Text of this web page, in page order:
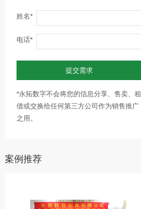
姓名*
电话*
提交需求
*永拓数字不会将您的信息分享、售卖、租
借或交换给任何第三方公司作为销售推广
之用。
案例推荐